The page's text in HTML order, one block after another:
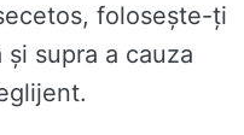
folosește-ți
supra a cauza